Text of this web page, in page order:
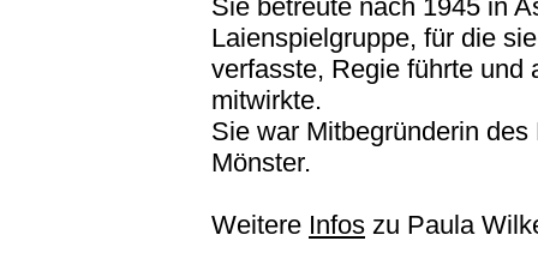
Sie betreute nach 1945 in
Laienspielgruppe, für die
verfasste, Regie führte und
mitwirkte.
Sie war Mitbegründerin
Mönster.
Weitere Infos zu Paula